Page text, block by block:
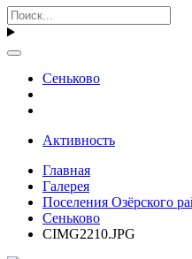
Сеньково
Активность
Главная
Галерея
Поселения Озёрского
Сеньково
CIMG2210.JPG